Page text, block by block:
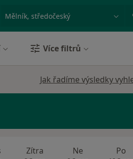
Město nebo region
Více filtrů
Jak řadíme výsledky
Zítra Ne Po